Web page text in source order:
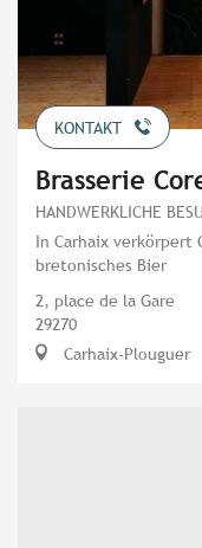
KONTAKT
Brasserie
HANDWERKLICHE
In Carhaix verkörpert
bretonisches Bier
2, place de la Gare
29270
Carhaix-Plouguer